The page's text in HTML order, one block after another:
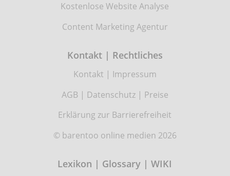
Kostenlose Website Analyse
Content Marketing Agentur
Kontakt | Rechtliches
Kontakt | Impressum
AGB| Datenschutz| Preise
Erklärung zur Barrierefreiheit
© barentoo online medien 2026
Lexikon | Glossary | WIKI